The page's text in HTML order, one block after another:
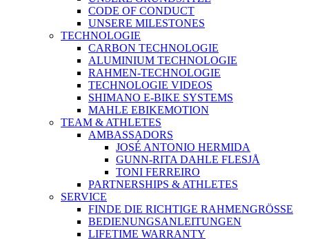
CODE OF CONDUCT
UNSERE MILESTONES
TECHNOLOGIE
CARBON TECHNOLOGIE
ALUMINIUM TECHNOLOGIE
RAHMEN-TECHNOLOGIE
TECHNOLOGIE VIDEOS
SHIMANO E-BIKE SYSTEMS
MAHLE EBIKEMOTION
TEAM & ATHLETES
AMBASSADORS
JOSÉ ANTONIO HERMIDA
GUNN-RITA DAHLE FLESJÅ
TONI FERREIRO
PARTNERSHIPS & ATHLETES
SERVICE
FINDE DIE RICHTIGE RAHMENGRÖSSE
BEDIENUNGSANLEITUNGEN
LIFETIME WARRANTY